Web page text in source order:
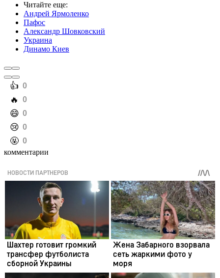
Читайте еще:
Андрей Ярмоленко
Пафос
Александр Шовковский
Украина
Динамо Киев
️👍 0
️🔥 0
️😄 0
️😢 0
️🤬 0
комментарии